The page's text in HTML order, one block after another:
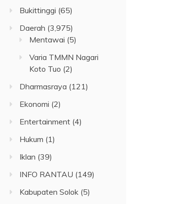
Bukittinggi (65)
Daerah (3,975)
Mentawai (5)
Varia TMMN Nagari
Koto Tuo (2)
Dharmasraya (121)
Ekonomi (2)
Entertainment (4)
Hukum (1)
Iklan (39)
INFO RANTAU (149)
Kabupaten Solok (5)